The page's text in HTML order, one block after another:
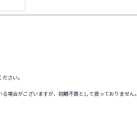
さい。
場合がございますが、初期不良として扱っておりません。